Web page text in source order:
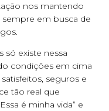
nos mantendo
em busca de
só existe nessa
condições em cima
seguros e
tão real que
é minha vida” e